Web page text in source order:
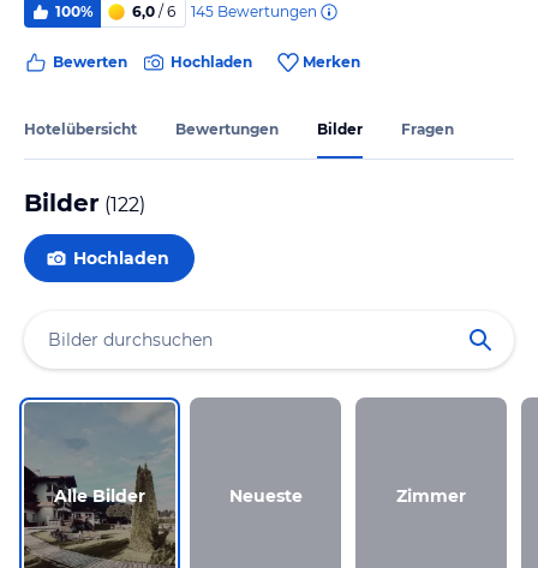
100% 6,0 / 6 145 Bewertungen
Bewerten Hochladen Merken
Hotelübersicht Bewertungen Bilder Fragen
Bilder (122)
Hochladen
Alle Bilder Neueste Zimmer